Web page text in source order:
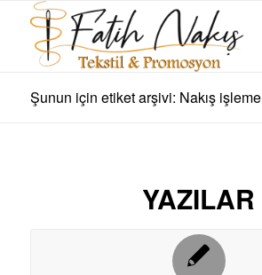
Şunun için etiket arşivi: Nakış işleme
YAZILAR